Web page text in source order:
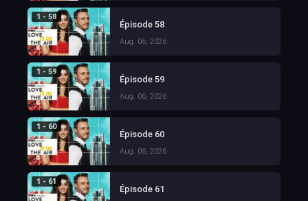
1 - 58
Épisode 58
Aug. 06, 2026
1 - 59
Épisode 59
Aug. 06, 2026
1 - 60
Épisode 60
Aug. 06, 2026
1 - 61
Épisode 61